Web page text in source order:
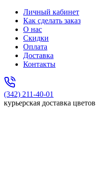
Личный кабинет
Как сделать заказ
О нас
Скидки
Оплата
Доставка
Контакты
(342) 211-40-01
курьерская доставка цветов